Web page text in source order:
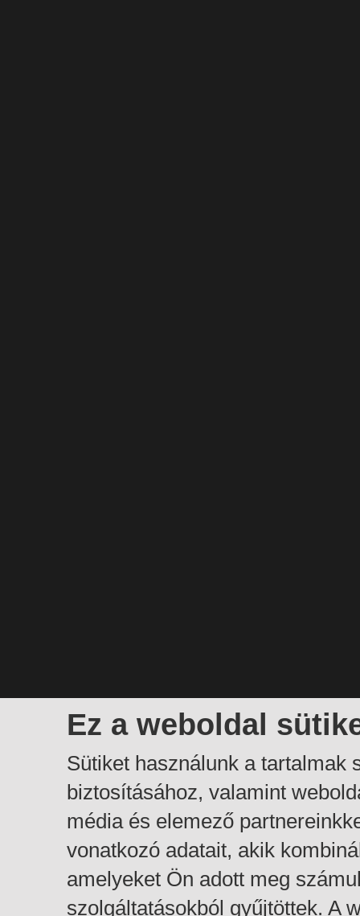
Ez a weboldal
Sütiket használunk a tartalmak
biztosításához, valamint
média és elemező
vonatkozó adatait, akik
amelyeket Ön adott meg
szolgáltatásokból gyűjtöttek. A